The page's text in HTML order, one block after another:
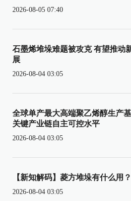
2026-08-05 07:40
石墨烯堆垛难题被攻克 有望推动
展
2026-08-04 03:05
全球单产最大高端聚乙烯醇生产
关键产业链自主可控水平
2026-08-04 03:05
【新知解码】菱方堆垛有什么用？
2026-08-04 03:05